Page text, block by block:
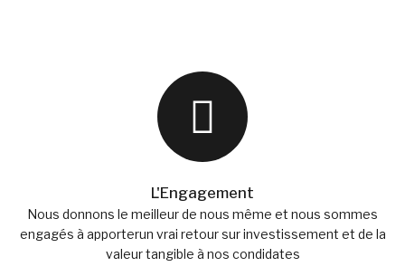
L'Engagement
Nous donnons le meilleur de nous même et nous sommes
engagés à apporterun vrai retour sur investissement et de la
valeur tangible à nos condidates